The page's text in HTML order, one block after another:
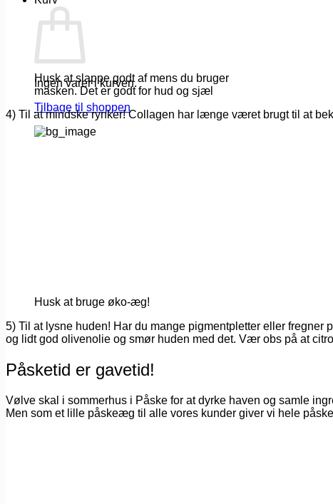
Ingen varer i kurven.
Tilbage til shoppen
Husk at slappe godt af mens du bruger
masken. Det er godt for hud og sjæl
4) Til at mindske rynker! Collagen har længe været brugt til at
Husk at bruge øko-æg!
5) Til at lysne huden! Har du mange pigmentpletter eller
og lidt god olivenolie og smør huden med det. Vær obs på at
Påsketid er gavetid!
Vølve skal i sommerhus i Påske for at dyrke haven og samle
Men som et lille påskeæg til alle vores kunder giver vi hele